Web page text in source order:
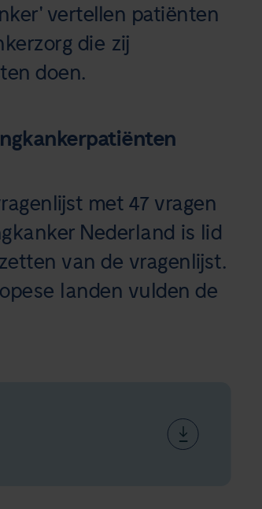
vertellen patiënten
die zij
doen.
met 47 vragen
Nederland is lid
van de vragenlijst.
landen vulden de